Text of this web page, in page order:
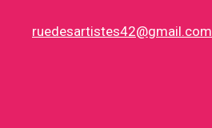
ruedesartistes42@gmail.com